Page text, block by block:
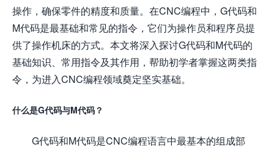
操作，确保零件的精度和质量。在CNC编程中，G代码和
M代码是最基础和常见的指令，它们为操作员和程序员提
供了操作机床的方式。本文将深入探讨G代码和M代码的
基础知识、常用指令及其作用，帮助初学者掌握这两类指
令，为进入CNC编程领域奠定坚实基础。
什么是G代码与M代码？
G代码和M代码是CNC编程语言中最基本的组成部